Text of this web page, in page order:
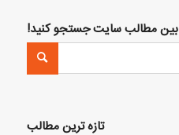
بین مطالب سایت جستجو کنید!
تازه ترین مطالب